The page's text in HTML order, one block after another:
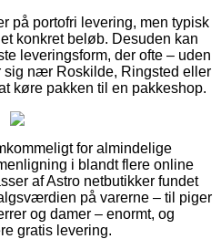
på portofri levering, men typisk
konkret beløb. Desuden kan
leveringsform, der ofte – uden
sig nær Roskilde, Ringsted eller
køre pakken til en pakkeshop.
for almindelige
i blandt flere online
af Astro netbutikker fundet
på varerne – til piger
og damer – enormt, og
gratis levering.